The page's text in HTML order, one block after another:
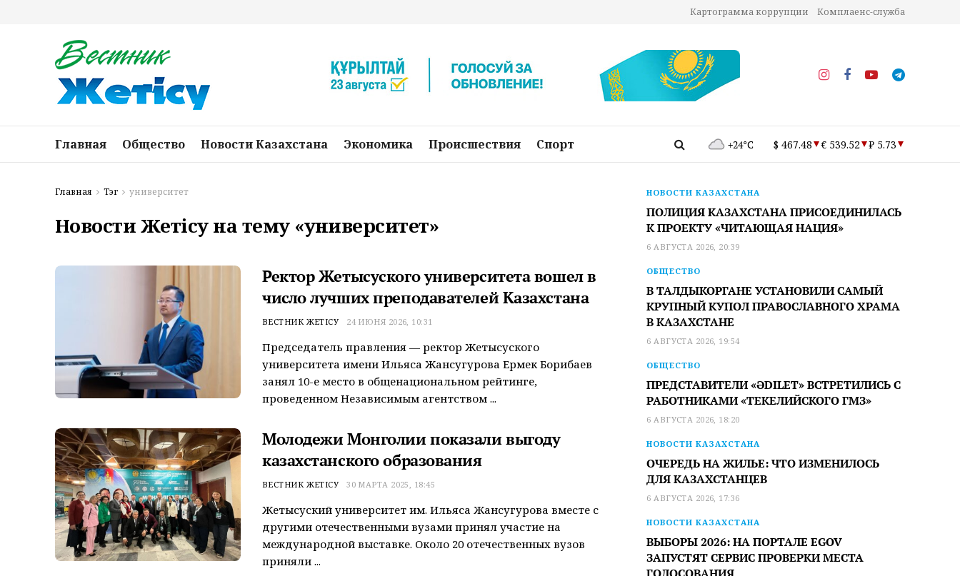
Картограмма коррупции Комплаенс-служба
Главная Общество Новости Казахстана Экономика Происшествия Спорт +24°C $ 467.48 € 539.52 ₽ 5.73
Главная Тэг университет
Новости Жетісу на тему «университет»
Ректор Жетысуского университета вошел в
число лучших преподавателей Казахстана
ВЕСТНИК ЖЕТІСУ 24 ИЮНЯ 2026, 10:31
Председатель правления — ректор Жетысуского
университета имени Ильяса Жансугурова Ермек Борибаев
занял 10-е место в общенациональном рейтинге,
проведенном Независимым агентством ...
Молодежи Монголии показали выгоду
казахстанского образования
ВЕСТНИК ЖЕТІСУ 30 МАРТА 2025, 18:45
Жетысуский университет им. Ильяса Жансугурова вместе с
другими отечественными вузами принял участие на
международной выставке. Около 20 отечественных вузов
приняли ...
НОВОСТИ КАЗАХСТАНА
ПОЛИЦИЯ КАЗАХСТАНА ПРИСОЕДИНИЛАСЬ
К ПРОЕКТУ «ЧИТАЮЩАЯ НАЦИЯ»
6 АВГУСТА 2026, 20:39
ОБЩЕСТВО
В ТАЛДЫКОРГАНЕ УСТАНОВИЛИ САМЫЙ
КРУПНЫЙ КУПОЛ ПРАВОСЛАВНОГО ХРАМА
В КАЗАХСТАНЕ
6 АВГУСТА 2026, 19:54
ОБЩЕСТВО
ПРЕДСТАВИТЕЛИ «ӘDILET» ВСТРЕТИЛИСЬ С
РАБОТНИКАМИ «ТЕКЕЛИЙСКОГО ГМЗ»
6 АВГУСТА 2026, 18:20
НОВОСТИ КАЗАХСТАНА
ОЧЕРЕДЬ НА ЖИЛЬЕ: ЧТО ИЗМЕНИЛОСЬ
ДЛЯ КАЗАХСТАНЦЕВ
6 АВГУСТА 2026, 17:36
НОВОСТИ КАЗАХСТАНА
ВЫБОРЫ 2026: НА ПОРТАЛЕ EGOV
ЗАПУСТЯТ СЕРВИС ПРОВЕРКИ МЕСТА